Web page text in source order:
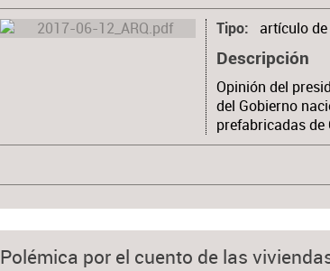
Tipo artículo
Descripción
Opinión del
del Gobierno
prefabricadas
Polémica por el cuento de las